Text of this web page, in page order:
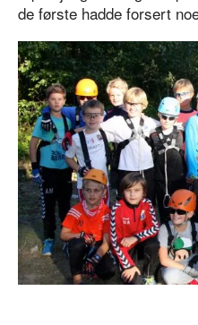
de første hadde forsert